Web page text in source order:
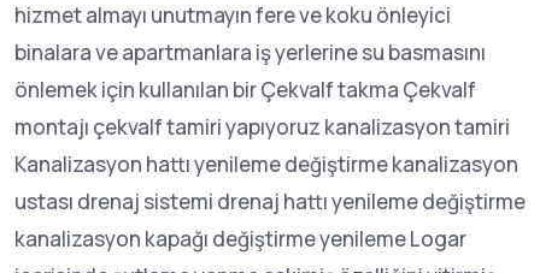
hizmet almayı unutmayın fere ve koku önleyici
binalara ve apartmanlara iş yerlerine su basmasını
önlemek için kullanılan bir Çekvalf takma Çekvalf
montajı çekvalf tamiri yapıyoruz kanalizasyon tamiri
Kanalizasyon hattı yenileme değiştirme kanalizasyon
ustası drenaj sistemi drenaj hattı yenileme değiştirme
kanalizasyon kapağı değiştirme yenileme Logar